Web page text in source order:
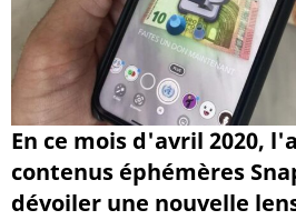
En ce mois d'avril 2020,
contenus éphémères
dévoiler une nouvelle